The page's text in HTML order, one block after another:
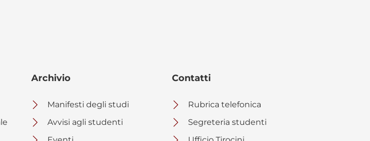
Archivio
Manifesti degli studi
Avvisi agli studenti
Contatti
Rubrica telefonica
Segreteria studenti